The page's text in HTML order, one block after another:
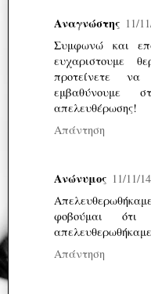
Αναγνώστης 11/
Συμφωνώ και
ευχαριστουμε
προτείνετε
εμβαθύνουμε
απελευθέρωσης!
Απάντηση
Ανώνυμος 11/11/14
φοβούμαι
Απάντηση